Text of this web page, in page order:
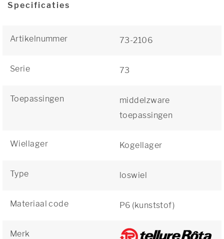
Specificaties
Artikelnummer 73-2106
Serie 73
Toepassingen
middelzware
toepassingen
Wiellager Kogellager
Type loswiel
Materiaal code P6 (kunststof)
Merk